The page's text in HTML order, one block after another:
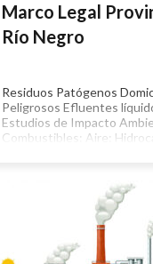
Marco Legal
Río Negro
Residuos Patógenos
Peligrosos Efluentes
Estudios de Impacto
Combustibles: Aire:
humanas o jurídicas,
privadas, que desarrollen
riesgosas para el ambiente,
ecosistemas y sus
constitutivos deberán
Seguro de Caución por Daño